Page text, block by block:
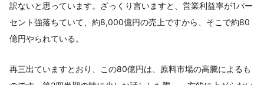
訳ないと思っています。ざっくり言いますと、営業利益率が1パー
セント強落ちていて、約8,000億円の売上ですから、そこで約80
億円やられている。
再三出ていますとおり、この80億円は、原料市場の高騰によるも